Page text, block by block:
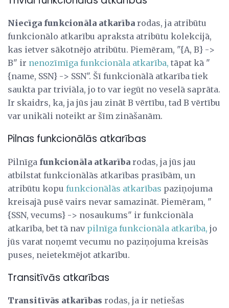
Niecīga funkcionāla atkarība rodas, ja atribūtu
funkcionālo atkarību apraksta atribūtu kolekcijā,
kas ietver sākotnējo atribūtu. Piemēram, "{A, B} ->
B" ir nenozīmīga funkcionāla atkarība, tāpat kā "
{name, SSN} -> SSN". Šī funkcionālā atkarība tiek
saukta par triviāla, jo to var iegūt no veselā saprāta.
Ir skaidrs, ka, ja jūs jau zināt B vērtību, tad B vērtību
var unikāli noteikt ar šīm zināšanām.
Pilnas funkcionālās atkarības
Pilnīga funkcionāla atkarība rodas, ja jūs jau
atbilstat funkcionālās atkarības prasībām, un
atribūtu kopu funkcionālās atkarības paziņojuma
kreisajā pusē vairs nevar samazināt. Piemēram, "
{SSN, vecums} -> nosaukums" ir funkcionāla
atkarība, bet tā nav pilnīga funkcionāla atkarība, jo
jūs varat noņemt vecumu no paziņojuma kreisās
puses, neietekmējot atkarību.
Transitīvās atkarības
Transitīvās atkarības rodas, ja ir netiešas